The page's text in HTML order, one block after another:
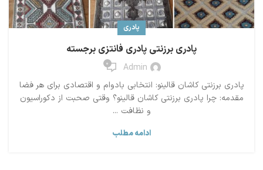
پادری
پادری برزنتی پادری فانتزی برجسته
Admin
0
پادری برزنتی کاشان قالینو: انتخابی بادوام و اقتصادی برای هر فضا
مقدمه: چرا پادری برزنتی کاشان قالینو؟ وقتی صحبت از دکوراسیون
و نظافت ...
ادامه مطلب